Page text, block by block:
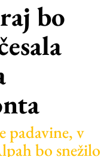
bo
padavine, v
bo snežilo